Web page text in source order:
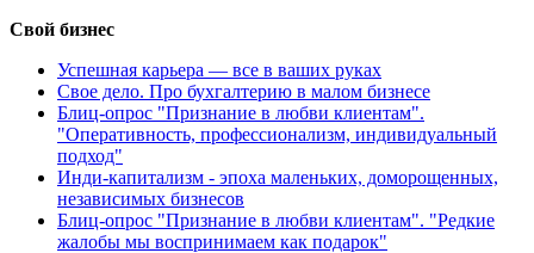
Свой бизнес
Успешная карьера — все в ваших руках
Свое дело. Про бухгалтерию в малом бизнесе
Блиц-опрос "Признание в любви клиентам".
"Оперативность, профессионализм, индивидуальный
подход"
Инди-капитализм - эпоха маленьких, доморощенных,
независимых бизнесов
Блиц-опрос "Признание в любви клиентам". "Редкие
жалобы мы воспринимаем как подарок"